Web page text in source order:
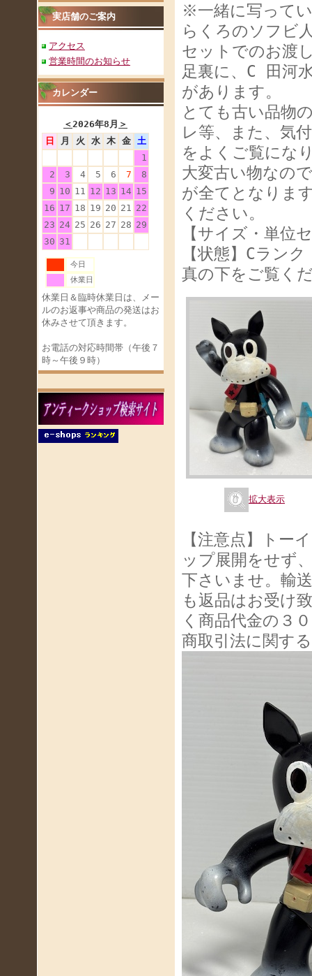
実店舗のご案内
アクセス
営業時間のお知らせ
カレンダー
＜2026年8月 ＞
日
月 火 水 木 金
土
1
2
3 4 5 6 7
8
9 10 11 12 13 14 15
16 17 18 19 20 21 22
23 24 25 26 27 28 29
30 31
今日
休業日
休業日＆臨時休業日は、メー
ルのお返事や商品の発送はお
休みさせて頂きます。
お電話の対応時間帯（午後７
時～午後９時）
※一緒に写って
らくろのソフビ
セットでのお渡
足裏に、C 田河
があります。
とても古い品物
レ等、また、気
をよくご覧にな
大変古い物なの
が全てとなりま
ください。
【サイズ・単位
【状態】Cラン
真の下をご覧く
拡大表示
【注意点】トー
ップ展開をせず
下さいませ。輸
も返品はお受け
く商品代金の３
商取引法に関す